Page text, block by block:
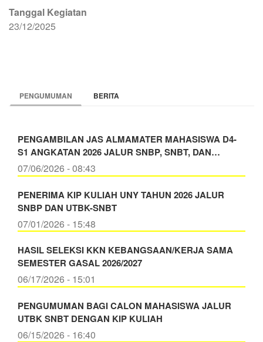
Tanggal Kegiatan
23/12/2025
PENGUMUMAN BERITA
PENGAMBILAN JAS ALMAMATER MAHASISWA D4-
S1 ANGKATAN 2026 JALUR SNBP, SNBT, DAN…
07/06/2026 - 08:43
PENERIMA KIP KULIAH UNY TAHUN 2026 JALUR
SNBP DAN UTBK-SNBT
07/01/2026 - 15:48
HASIL SELEKSI KKN KEBANGSAAN/KERJA SAMA
SEMESTER GASAL 2026/2027
06/17/2026 - 15:01
PENGUMUMAN BAGI CALON MAHASISWA JALUR
UTBK SNBT DENGAN KIP KULIAH
06/15/2026 - 16:40